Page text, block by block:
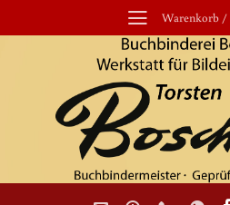
Inhalt
Warenkorb /